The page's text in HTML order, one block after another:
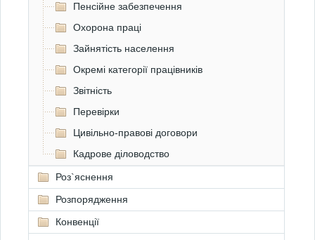
Пенсійне забезпечення
Охорона праці
Зайнятість населення
Окремі категорії працівників
Звітність
Перевірки
Цивільно-правові договори
Кадрове діловодство
Роз`яснення
Розпорядження
Конвенції